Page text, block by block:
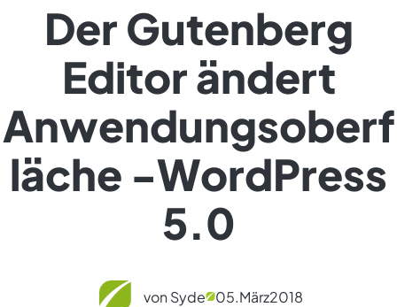
Der Gutenberg
Editor ändert
Anwendungsoberf
läche -WordPress
5.0
von Syde 05.März2018